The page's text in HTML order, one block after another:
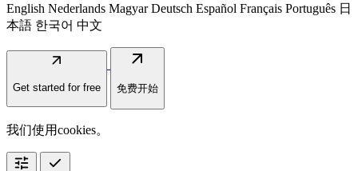
English Nederlands MagyarDeutsch Español Français Português 日
本語 한국어 中文
arrow_outward
Get started for free
arrow_outward
免费开始
我们使用cookies。
tune check